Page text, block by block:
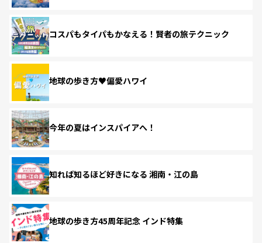
コスパもタイパもかなえる！賢者の旅テクニック
地球の歩き方♥偏愛ハワイ
今年の夏はインスパイアへ！
知れば知るほど好きになる 湘南・江の島
地球の歩き方45周年記念 インド特集